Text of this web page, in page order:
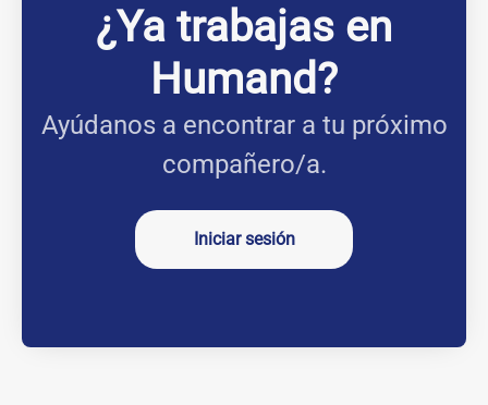
¿Ya trabajas en
Humand?
Ayúdanos a encontrar a tu próximo
compañero/a.
Iniciar sesión